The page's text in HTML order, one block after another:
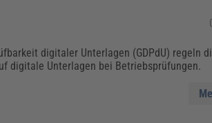
digitaler Unterlagen (GDPdU) regeln
digitale Unterlagen bei Betriebsprüfungen.